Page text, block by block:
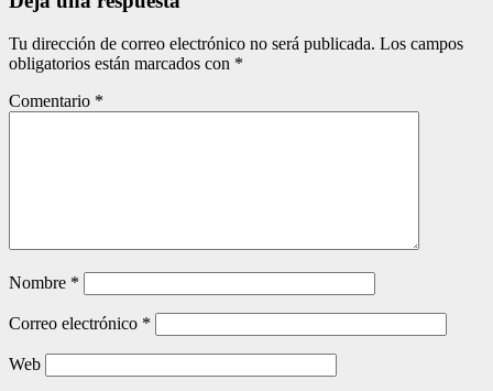
Tu dirección de correo electrónico no será publicada. Los campos
obligatorios están marcados con *
Comentario *
Nombre *
Correo electrónico *
Web